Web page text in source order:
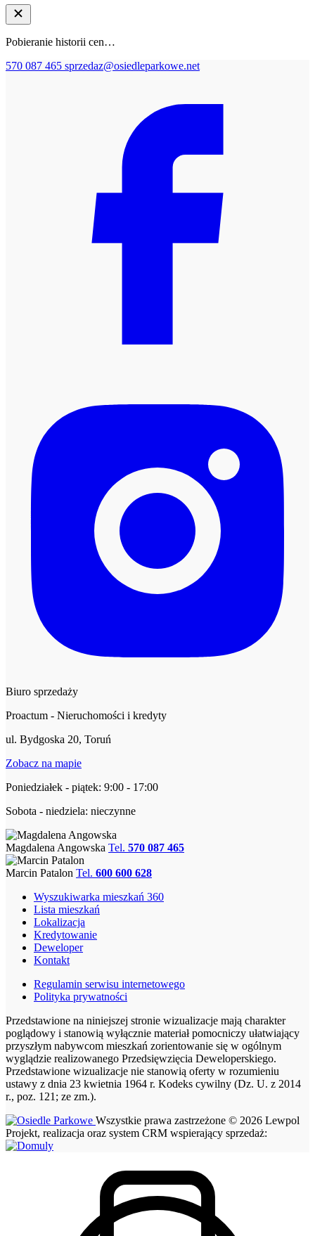
Pobieranie historii cen…
570 087 465 sprzedaz@osiedleparkowe.net
Biuro sprzedaży
Proactum - Nieruchomości i kredyty
ul. Bydgoska 20, Toruń
Zobacz na mapie
Poniedziałek - piątek: 9:00 - 17:00
Sobota - niedziela: nieczynne
Magdalena Angowska Tel. 570 087 465
Marcin Patalon Tel. 600 600 628
Wyszukiwarka mieszkań 360
Lista mieszkań
Lokalizacja
Kredytowanie
Deweloper
Kontakt
Regulamin serwisu internetowego
Polityka prywatności
Przedstawione na niniejszej stronie wizualizacje mają charakter
poglądowy i stanowią wyłącznie materiał pomocniczy ułatwiający
przyszłym nabywcom mieszkań zorientowanie się w ogólnym
wyglądzie realizowanego Przedsięwzięcia Deweloperskiego.
Przedstawione wizualizacje nie stanowią oferty w rozumieniu
ustawy z dnia 23 kwietnia 1964 r. Kodeks cywilny (Dz. U. z 2014
r., poz. 121; ze zm.).
Wszystkie prawa zastrzeżone © 2026 Lewpol
Projekt, realizacja oraz system CRM wspierający sprzedaż: